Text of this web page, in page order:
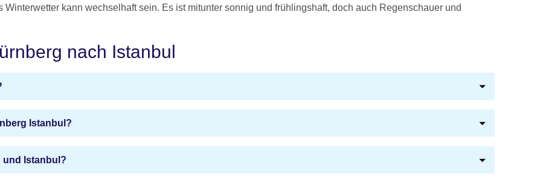
kann wechselhaft sein. Es ist mitunter sonnig und frühlingshaft, doch auch Regenschauer und
nach Istanbul
Istanbul?
und Istanbul?